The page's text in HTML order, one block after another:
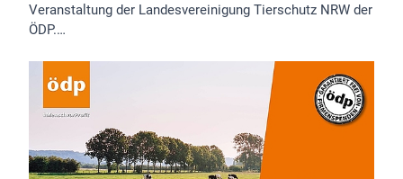
Veranstaltung der Landesvereinigung Tierschutz NRW der
ÖDP.…